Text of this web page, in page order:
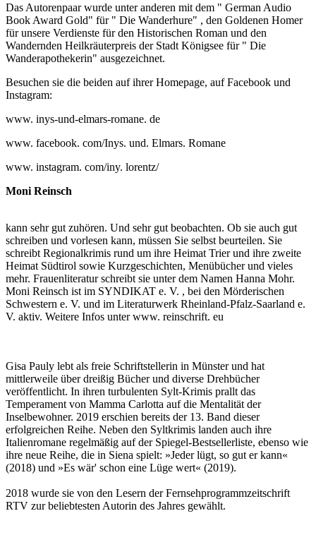
Das Autorenpaar wurde unter anderen mit dem " German Audio
Book Award Gold" für " Die Wanderhure" , den Goldenen Homer
für unsere Verdienste für den Historischen Roman und den
Wandernden Heilkräuterpreis der Stadt Königsee für " Die
Wanderapothekerin" ausgezeichnet.
Besuchen sie die beiden auf ihrer Homepage, auf Facebook und
Instagram:
www. inys-und-elmars-romane. de
www. facebook. com/Inys. und. Elmars. Romane
www. instagram. com/iny. lorentz/
Moni Reinsch
kann sehr gut zuhören. Und sehr gut beobachten. Ob sie auch gut
schreiben und vorlesen kann, müssen Sie selbst beurteilen. Sie
schreibt Regionalkrimis rund um ihre Heimat Trier und ihre zweite
Heimat Südtirol sowie Kurzgeschichten, Menübücher und vieles
mehr. Frauenliteratur schreibt sie unter dem Namen Hanna Mohr.
Moni Reinsch ist im SYNDIKAT e. V. , bei den Mörderischen
Schwestern e. V. und im Literaturwerk Rheinland-Pfalz-Saarland e.
V. aktiv. Weitere Infos unter www. reinschrift. eu
Gisa Pauly lebt als freie Schriftstellerin in Münster und hat
mittlerweile über dreißig Bücher und diverse Drehbücher
veröffentlicht. In ihren turbulenten Sylt-Krimis prallt das
Temperament von Mamma Carlotta auf die Mentalität der
Inselbewohner. 2019 erschien bereits der 13. Band dieser
erfolgreichen Reihe. Neben den Syltkrimis landen auch ihre
Italienromane regelmäßig auf der Spiegel-Bestsellerliste, ebenso wie
ihre neue Reihe, die in Siena spielt: »Jeder lügt, so gut er kann«
(2018) und »Es wär' schon eine Lüge wert« (2019).
2018 wurde sie von den Lesern der Fernsehprogrammzeitschrift
RTV zur beliebtesten Autorin des Jahres gewählt.